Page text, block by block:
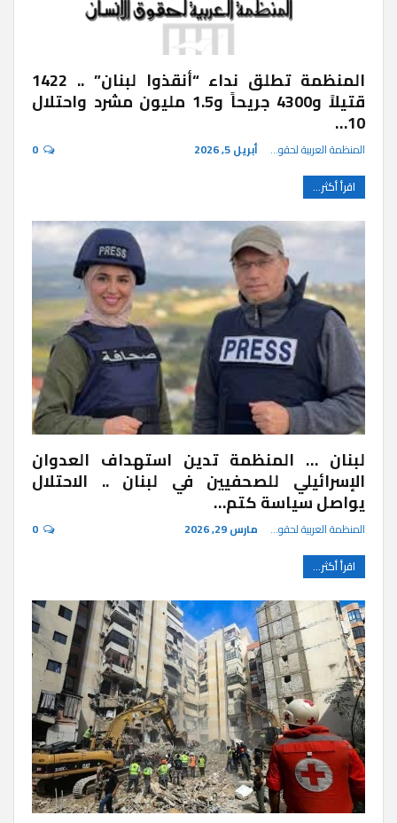
المنظمة تطلق نداء “أنقذوا لبنان” .. 1422
قتيلاً و4300 جريحاً و1.5 مليون مشرد واحتلال
10…
المنظمة العربية لحقوق الإنسان أبريل 5, 2026
اقرأ أكثر...
لبنان … المنظمة تدين استهداف العدوان
الإسرائيلي للصحفيين في لبنان .. الاحتلال
يواصل سياسة كتم…
المنظمة العربية لحقوق الإنسان مارس 29, 2026
اقرأ أكثر...